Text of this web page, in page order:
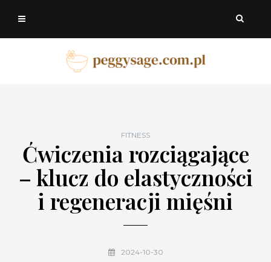
FITNESS
Ćwiczenia rozciągające
– klucz do elastyczności
i regeneracji mięśni
2024-10-30